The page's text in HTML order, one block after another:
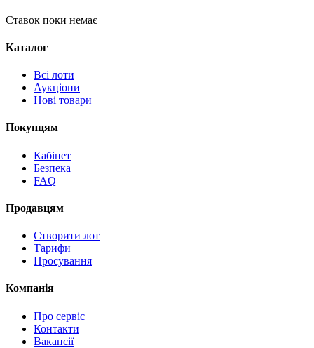
Ставок поки немає
Каталог
Всі лоти
Аукціони
Нові товари
Покупцям
Кабінет
Безпека
FAQ
Продавцям
Створити лот
Тарифи
Просування
Компанія
Про сервіс
Контакти
Вакансії